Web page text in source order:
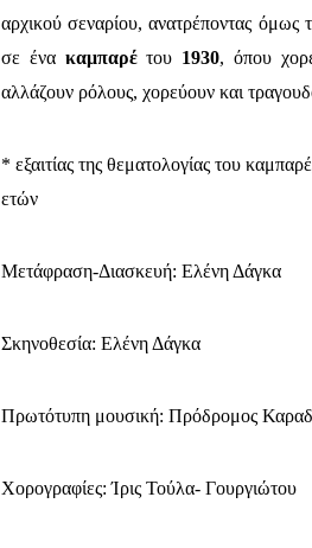
αρχικού σεναρίου, ανατρέποντας όμως
σε ένα καμπαρέτου 1930, όπου
αλλάζουν ρόλους, χορεύουν και
* εξαιτίας της θεματολογίας του
ετών
Μετάφραση-Διασκευή: Ελένη Δάγκα
Σκηνοθεσία: Ελένη Δάγκα
Πρωτότυπη μουσική: Πρόδρομος
Χορογραφίες: Ίρις Τούλα- Γουργιώτου